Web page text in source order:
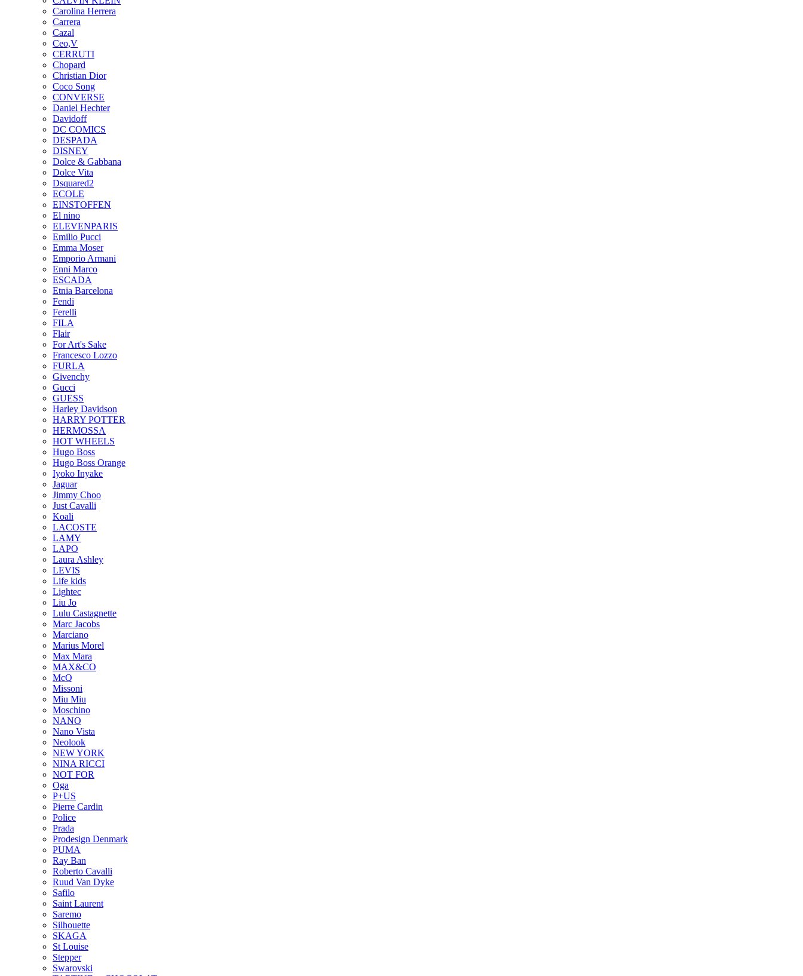
Carolina Herrera
Carrera
Cazal
Ceo,V
CERRUTI
Chopard
Christian Dior
Coco Song
CONVERSE
Daniel Hechter
Davidoff
DC COMICS
DESPADA
DISNEY
Dolce & Gabbana
Dolce Vita
Dsquared2
ECOLE
EINSTOFFEN
El nino
ELEVENPARIS
Emilio Pucci
Emma Moser
Emporio Armani
Enni Marco
ESCADA
Etnia Barcelona
Fendi
Ferelli
FILA
Flair
For Art's Sake
Francesco Lozzo
FURLA
Givenchy
Gucci
GUESS
Harley Davidson
HARRY POTTER
HERMOSSA
HOT WHEELS
Hugo Boss
Hugo Boss Orange
Iyoko Inyake
Jaguar
Jimmy Choo
Just Cavalli
Koali
LACOSTE
LAMY
LAPO
Laura Ashley
LEVIS
Life kids
Lightec
Liu Jo
Lulu Castagnette
Marc Jacobs
Marciano
Marius Morel
Max Mara
MAX&CO
McQ
Missoni
Miu Miu
Moschino
NANO
Nano Vista
Neolook
NEW YORK
NINA RICCI
NOT FOR
Oga
P+US
Pierre Cardin
Police
Prada
Prodesign Denmark
PUMA
Ray Ban
Roberto Cavalli
Ruud Van Dyke
Safilo
Saint Laurent
Saremo
Silhouette
SKAGA
St Louise
Stepper
Swarovski